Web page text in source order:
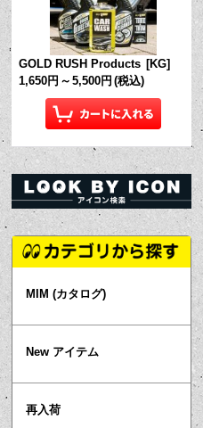
GOLD RUSH Products [KG]
1,650円 ～ 5,500円 (税込)
MIM (カタログ)
New アイテム
再入荷